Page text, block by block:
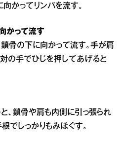
かってリンパを流す。
かって流す
骨の下に向かって流す。手が肩
の手でひじを押してあげると
、鎖骨や肩も内側に引っ張られ
でしっかりもみほぐす。